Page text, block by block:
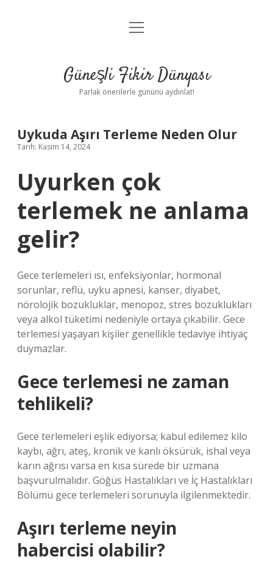
Anasayfa
Yasal Uyarı
menüyü
Güneşli Fikir Dünyası
Parlak önerilerle gününü aydınlat!
Uykuda Aşırı Terleme Neden Olur
Tarih: Kasım 14, 2024
Uyurken çok
terlemek ne anlama
gelir?
Gece terlemeleri ısı, enfeksiyonlar, hormonal
sorunlar, reflü, uyku apnesi, kanser, diyabet,
nörolojik bozukluklar, menopoz, stres bozuklukları
veya alkol tüketimi nedeniyle ortaya çıkabilir. Gece
terlemesi yaşayan kişiler genellikle tedaviye ihtiyaç
duymazlar.
Gece terlemesi ne zaman
tehlikeli?
Gece terlemeleri eşlik ediyorsa; kabul edilemez kilo
kaybı, ağrı, ateş, kronik ve kanlı öksürük, ishal veya
karın ağrısı varsa en kısa sürede bir uzmana
başvurulmalıdır. Göğüs Hastalıkları ve İç Hastalıkları
Bölümü gece terlemeleri sorunuyla ilgilenmektedir.
Aşırı terleme neyin
habercisi olabilir?